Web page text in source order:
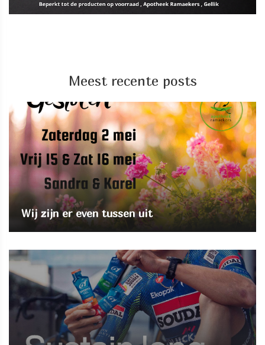
Meest recente posts
Wij zijn er even tussen uit